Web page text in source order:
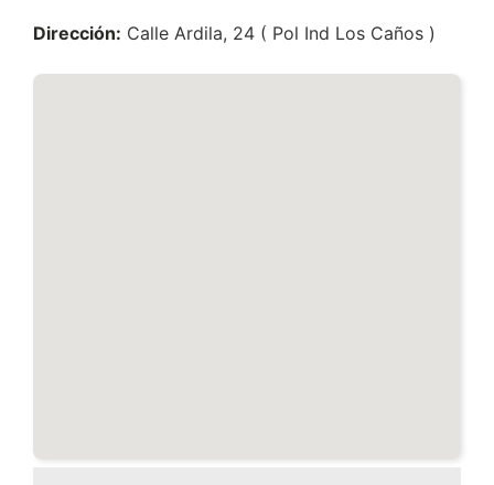
Dirección: Calle Ardila, 24 ( Pol Ind Los Caños )